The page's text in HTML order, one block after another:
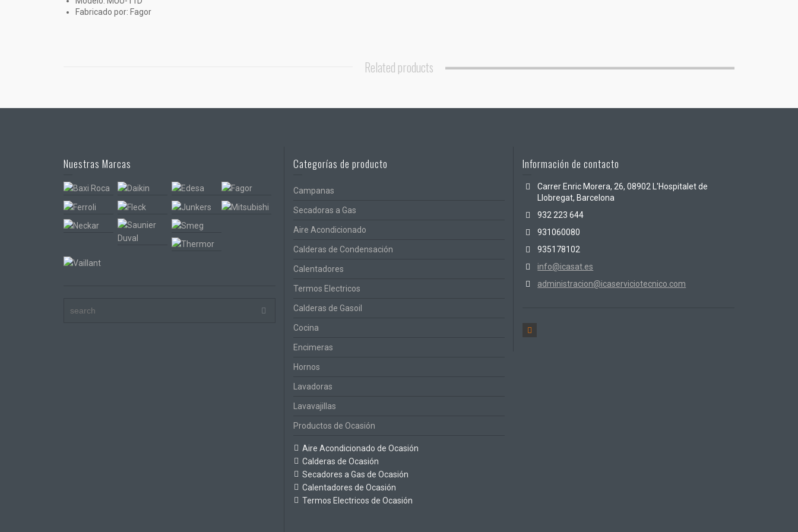
Fabricado por: Fagor
Related products
Nuestras Marcas Categorías de producto
Campanas
Secadoras a Gas
Aire Acondicionado
Calderas de Condensación
Calentadores
Termos Electricos
Calderas de Gasoil
Cocina
Encimeras
Hornos
Lavadoras
Lavavajillas
Productos de Ocasión
Aire Acondicionado de Ocasión
Calderas de Ocasión
Secadores a Gas de Ocasión
Calentadores de Ocasión
Termos Electricos de Ocasión
Información de contacto
Carrer Enric Morera, 26, 08902 L'Hospitalet de
Llobregat, Barcelona
932 223 644
931060080
935178102
info@icasat.es
administracion@icaserviciotecnico.com